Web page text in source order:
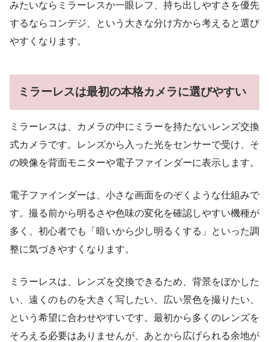
みたいならミラーレスか一眼レフ、持ち出しやすさを優先
するならコンデジ、という大きな分け方から考えると選び
やすくなります。
ミラーレスは最初の本格カメラに選びやすい
ミラーレスは、カメラの中にミラーを持たないレンズ交換
式カメラです。レンズから入った光をセンサーで受け、そ
の映像を背面モニターや電子ファインダーに表示します。
電子ファインダーは、小さな画面をのぞくような仕組みで
す。撮る前から明るさや色味の変化を確認しやすい機種が
多く、初心者でも「暗いから少し明るくする」といった調
整に気づきやすくなります。
ミラーレスは、レンズを交換できるため、背景をぼかした
い、遠くのものを大きく写したい、広い景色を撮りたい、
という希望に合わせやすいです。最初から多くのレンズを
そろえる必要はありませんが、あとから広げられる余地が